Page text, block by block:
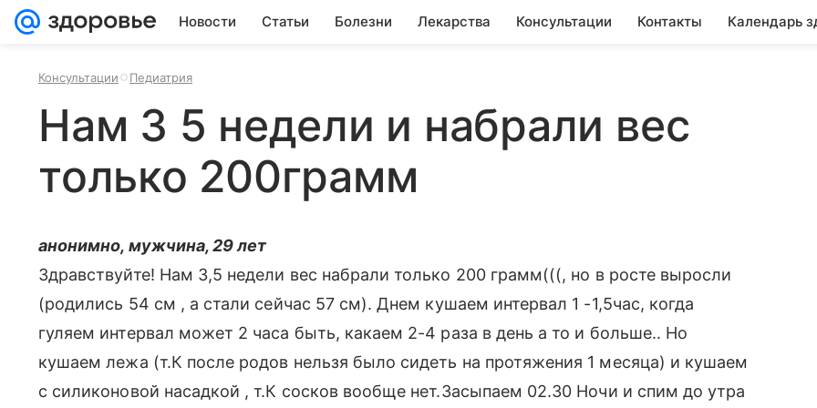
Новости Статьи Болезни Лекарства Консультации Контакты Календарь
Консультации Педиатрия
Нам 3 5 недели и набрали вес
только 200грамм
анонимно, мужчина, 29 лет
Здравствуйте! Нам 3,5 недели вес набрали только 200 грамм(((, но в росте выросли
(родились 54 см , а стали сейчас 57 см). Днем кушаем интервал 1 -1,5час, когда
гуляем интервал может 2 часа быть, какаем 2-4 раза в день а то и больше.. Но
кушаем лежа (т.К после родов нельзя было сидеть на протяжения 1 месяца) и кушаем
с силиконовой насадкой , т.К сосков вообще нет.Засыпаем 02.30 Ночи и спим до утра